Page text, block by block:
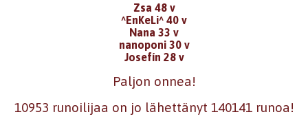
Zsa 48 v
^EnKeLi^ 40 v
Nana 33 v
nanoponi 30 v
Josefín 28 v
Paljon onnea!
10953 runoilijaa on jo lähettänyt 140141 runoa!